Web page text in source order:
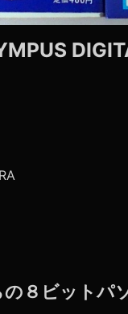
の８ビットパ